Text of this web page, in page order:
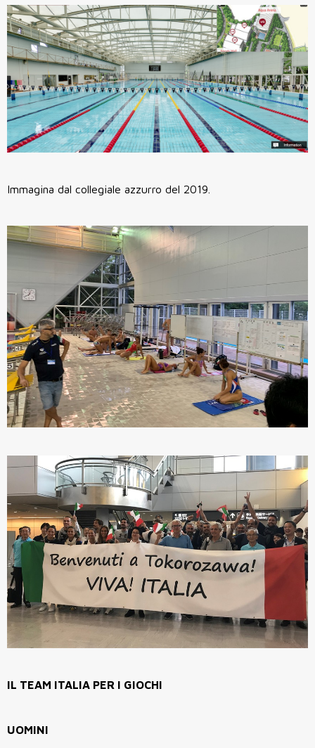
Immagina dal collegiale azzurro del 2019.
IL TEAM ITALIA PER I GIOCHI
UOMINI